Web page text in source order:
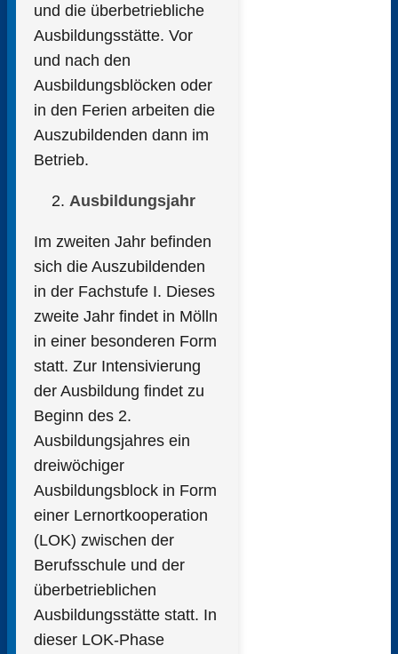
und die überbetriebliche
Ausbildungsstätte. Vor
und nach den
Ausbildungsblöcken oder
in den Ferien arbeiten die
Auszubildenden dann im
Betrieb.
Ausbildungsjahr
Im zweiten Jahr befinden
sich die Auszubildenden
in der Fachstufe I. Dieses
zweite Jahr findet in Mölln
in einer besonderen Form
statt. Zur Intensivierung
der Ausbildung findet zu
Beginn des 2.
Ausbildungsjahres ein
dreiwöchiger
Ausbildungsblock in Form
einer Lernortkooperation
(LOK) zwischen der
Berufsschule und der
überbetrieblichen
Ausbildungsstätte statt. In
dieser LOK-Phase